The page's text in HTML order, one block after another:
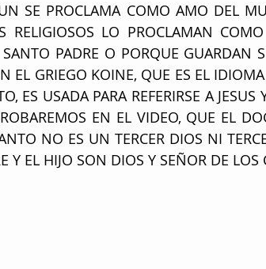
SE PROCLAMA COMO AMO DEL
RELIGIOSOS LO PROCLAMAN
PADRE O PORQUE GUARDAN
EL GRIEGO KOINE, QUE ES EL
ES USADA PARA REFERIRSE A JESUS
EN EL VIDEO, QUE EL
NO ES UN TERCER DIOS NI
Y EL HIJO SON DIOS Y SEÑOR DE LOS